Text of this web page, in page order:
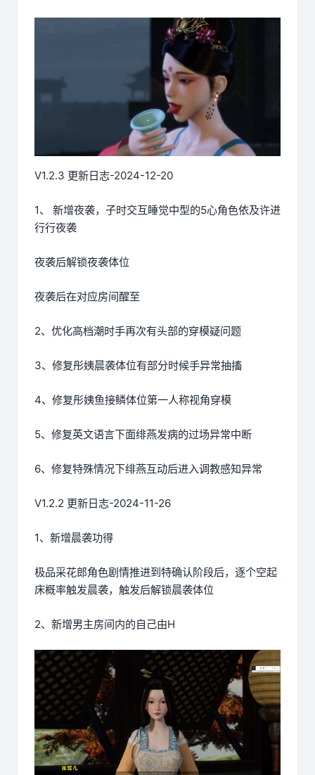
V1.2.3 更新日志-2024-12-20
1、 新增夜袭，子时交互睡觉中型的5心角色依及许进
行行夜袭
夜袭后解锁夜袭体位
夜袭后在对应房间醒至
2、优化高档潮时手再次有头部的穿模疑问题
3、修复彤姨晨袭体位有部分时候手异常抽搐
4、修复彤姨鱼接鳞体位第一人称视角穿模
5、修复英文语言下面绯燕发病的过场异常中断
6、修复特殊情况下绯燕互动后进入调教感知异常
V1.2.2 更新日志-2024-11-26
1、新增晨袭功得
极品采花郎角色剧情推进到特确认阶段后，逐个空起
床概率触发晨袭，触发后解锁晨袭体位
2、新增男主房间内的自己由H